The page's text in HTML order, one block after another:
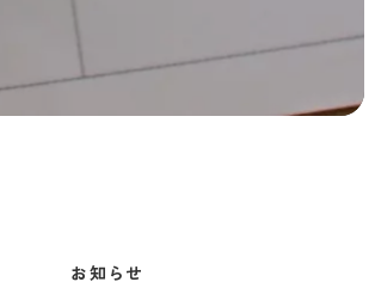
お知らせ